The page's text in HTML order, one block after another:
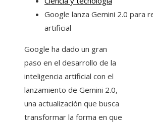
Google lanza Gemini 2.0 para
artificial
Google ha dado un gran
paso en el desarrollo de la
inteligencia artificial con el
lanzamiento de Gemini 2.0,
una actualización que busca
transformar la forma en que